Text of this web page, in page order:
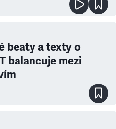
beaty a texty o
balancuje mezi